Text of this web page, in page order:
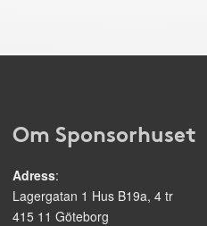
Om Sponsorhuset
Adress:
Lagergatan 1 Hus B19a, 4 tr
415 11 Göteborg